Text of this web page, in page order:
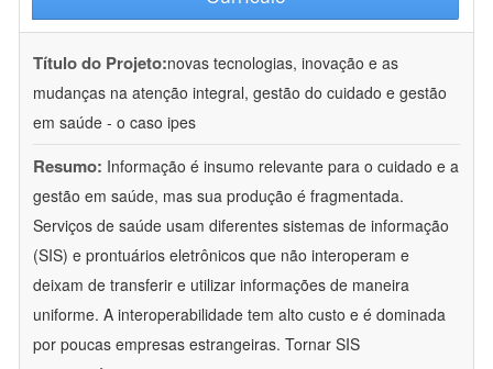
Título do Projeto:novas tecnologias, inovação e as
mudanças na atenção integral, gestão do cuidado e gestão
em saúde - o caso ipes
Resumo: Informação é insumo relevante para o cuidado e a
gestão em saúde, mas sua produção é fragmentada.
Serviços de saúde usam diferentes sistemas de informação
(SIS) e prontuários eletrônicos que não interoperam e
deixam de transferir e utilizar informações de maneira
uniforme. A interoperabilidade tem alto custo e é dominada
por poucas empresas estrangeiras. Tornar SIS